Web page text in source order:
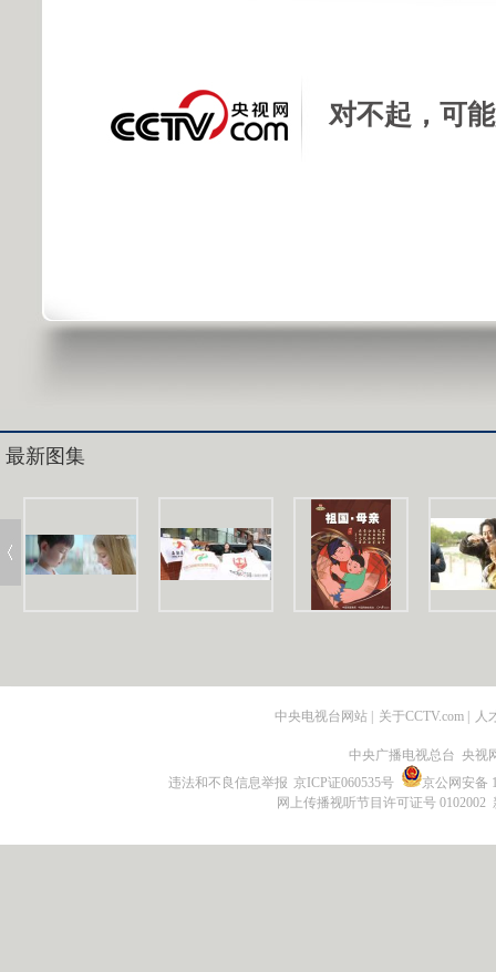
对不起，可
最新图集
中央电视台网站 | 关于CCTV.com | 人
中央广播电视总台 央视
违法和不良信息举报 京ICP证060535号
京公网安备
网上传播视听节目许可证号 0102002